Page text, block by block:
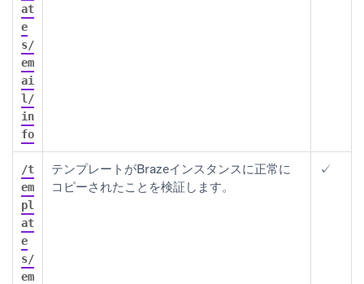
at
e
s/
em
ai
l/
in
fo
/t
em
pl
at
e
s/
em
テンプレートがBrazeインスタンスに正常に
コピーされたことを検証します。
✓